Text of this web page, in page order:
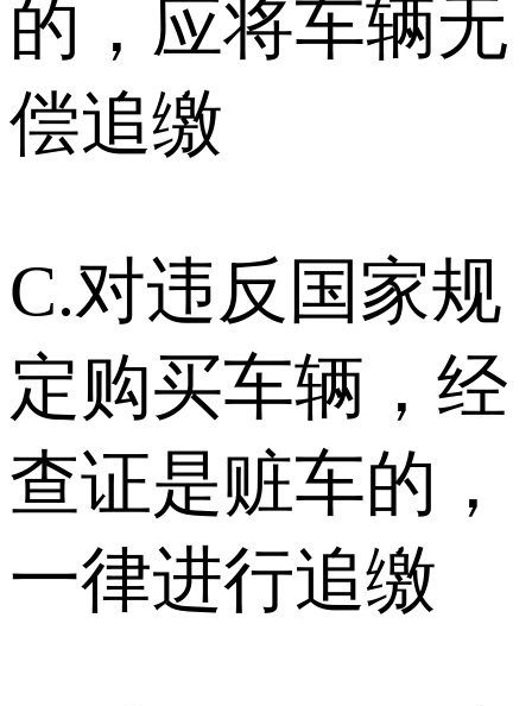
的，应将车辆无
偿追缴
C.对违反国家规
定购买车辆，经
查证是赃车的，
一律进行追缴